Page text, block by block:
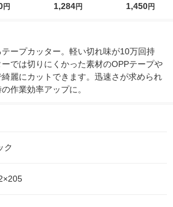
1箱（24
円
ウ） by BLACK無糖 5
1,284円
r 410ml 1箱（
1,450円
ープカッター。軽い切れ味が10万回持
では切りにくかった素材のOPPテープや
麗にカットできます。迅速さが求められ
作業効率アップに。
ク